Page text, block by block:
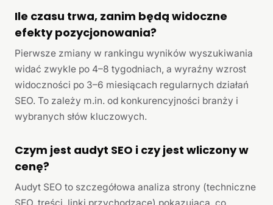
Ile czasu trwa, zanim będą widoczne
efekty pozycjonowania?
Pierwsze zmiany w rankingu wyników wyszukiwania
widać zwykle po 4–8 tygodniach, a wyraźny wzrost
widoczności po 3–6 miesiącach regularnych działań
SEO. To zależy m.in. od konkurencyjności branży i
wybranych słów kluczowych.
Czym jest audyt SEO i czy jest wliczony w
cenę?
Audyt SEO to szczegółowa analiza strony (techniczne
SEO, treści, linki przychodzące) pokazująca, co